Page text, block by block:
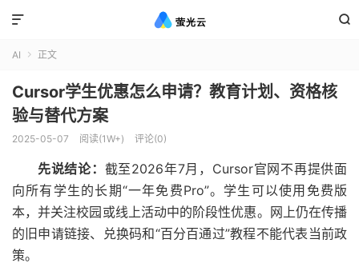


AI  正文
Cursor学生优惠怎么申请？教育计划、资格核
验与替代方案
2025-05-07 阅读(1W+) 评论(0)
先说结论： 截至2026年7月，Cursor官网不再提供面
向所有学生的长期“一年免费Pro”。学生可以使用免费版
本，并关注校园或线上活动中的阶段性优惠。网上仍在传播
的旧申请链接、兑换码和“百分百通过”教程不能代表当前政
策。